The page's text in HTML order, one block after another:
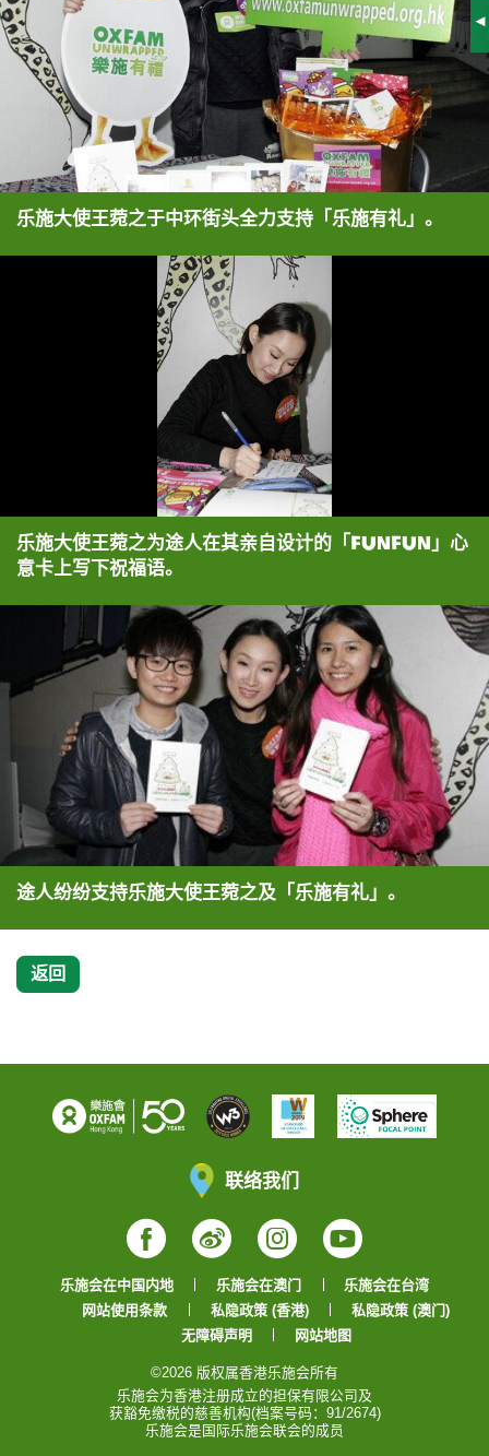
乐施大使王菀之于中环街头全力支持「乐施有礼」。
乐施大使王菀之为途人在其亲自设计的「FunFun」心
意卡上写下祝福语。
途人纷纷支持乐施大使王菀之及「乐施有礼」。
返回
联络我们
Facebook
WeiboInstagram
YouTube
乐施会在中国内地 乐施会在澳门
乐施会在台湾
网站使用条款
私隐政策 (香港)
私隐政策 (澳门)
无障碍声明
网站地图
©2026 版权属香港乐施会所有
乐施会为香港注册成立的担保有限公司及
获豁免缴税的慈善机构(档案号码：91/2674)
乐施会是国际乐施会联会的成员